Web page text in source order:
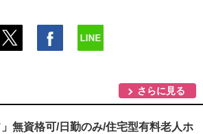
さらに見る
」無資格可/日勤のみ/住宅型有料老人ホ